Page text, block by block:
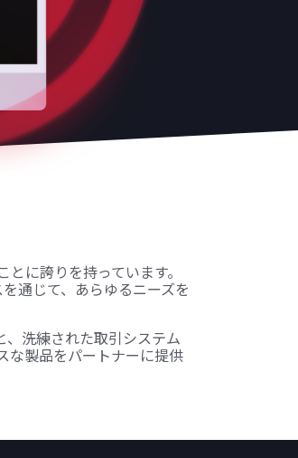
に誇りを持っています。
通じて、あらゆるニーズを
、洗練された取引システム
な製品をパートナーに提供